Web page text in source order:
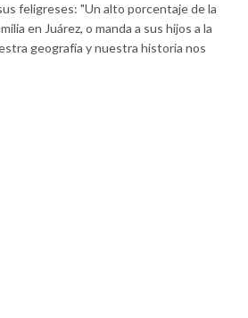
feligreses: "Un alto porcentaje de la
en Juárez, o manda a sus hijos a la
geografía y nuestra historia nos